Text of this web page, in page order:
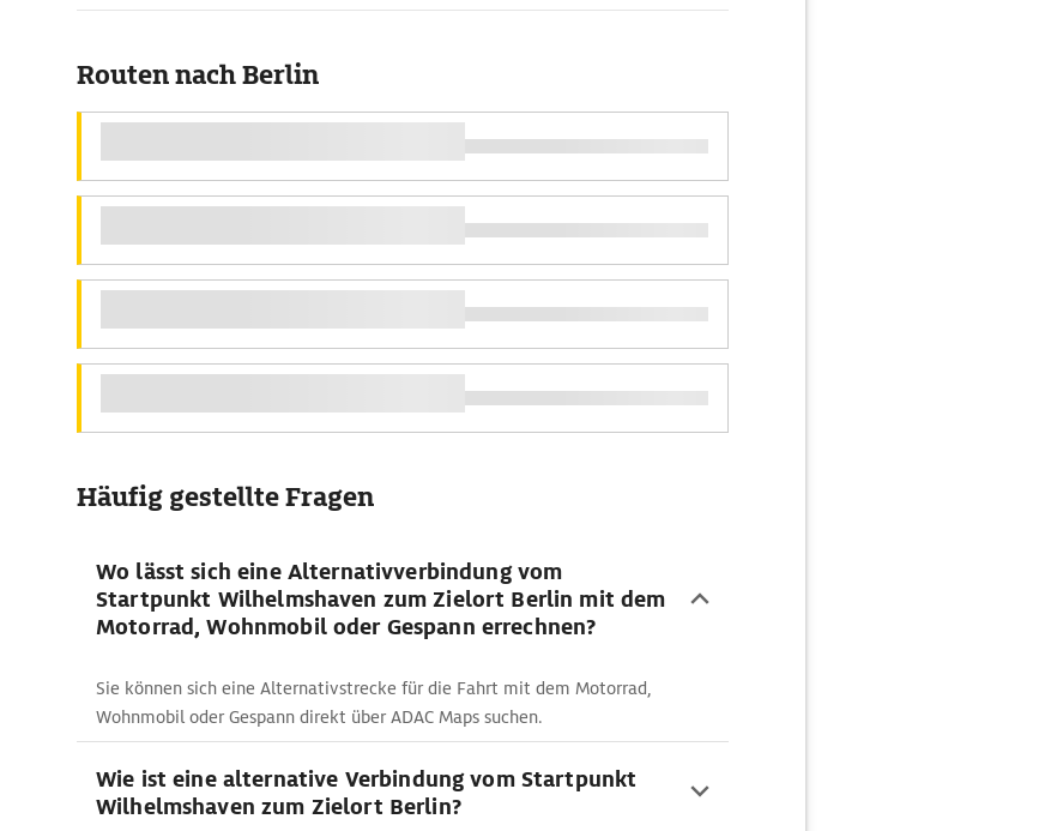
Routen nach Berlin
Häufig gestellte Fragen
Wo lässt sich eine Alternativverbindung vom
Startpunkt Wilhelmshaven zum Zielort Berlin mit dem
Motorrad, Wohnmobil oder Gespann errechnen?
Sie können sich eine Alternativstrecke für die Fahrt mit dem Motorrad,
Wohnmobil oder Gespann direkt über ADAC Maps suchen.
Wie ist eine alternative Verbindung vom Startpunkt
Wilhelmshaven zum Zielort Berlin?